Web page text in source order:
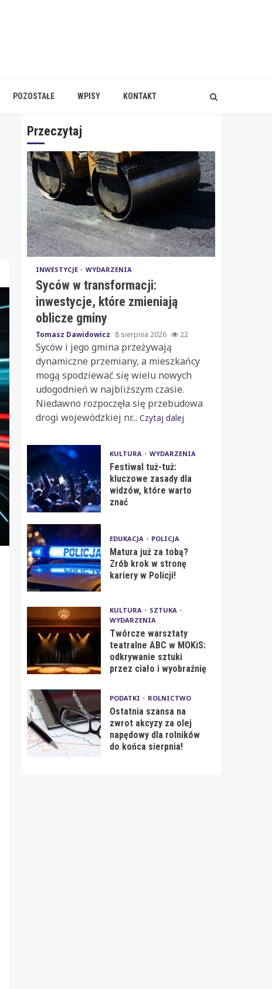
POZOSTAŁE WPISY KONTAKT
Przeczytaj
INWESTYCJE WYDARZENIA
Syców w transformacji:
inwestycje, które zmieniają
oblicze gminy
Tomasz Dawidowicz 8 sierpnia 2026 22
Syców i jego gmina przeżywają
dynamiczne przemiany, a mieszkańcy
mogą spodziewać się wielu nowych
udogodnień w najbliższym czasie.
Niedawno rozpoczęła się przebudowa
drogi wojewódzkiej nr... Czytaj dalej
KULTURA WYDARZENIA
Festiwal tuż-tuż:
kluczowe zasady dla
widzów, które warto
znać
EDUKACJA POLICJA
Matura już za tobą?
Zrób krok w stronę
kariery w Policji!
KULTURA
SZTUKA
WYDARZENIA
Twórcze warsztaty
teatralne ABC w MOKiS:
odkrywanie sztuki
przez ciało i wyobraźnię
PODATKI ROLNICTWO
Ostatnia szansa na
zwrot akcyzy za olej
napędowy dla rolników
do końca sierpnia!